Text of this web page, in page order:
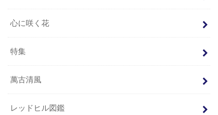
心に咲く花
特集
萬古清風
レッドヒル図鑑